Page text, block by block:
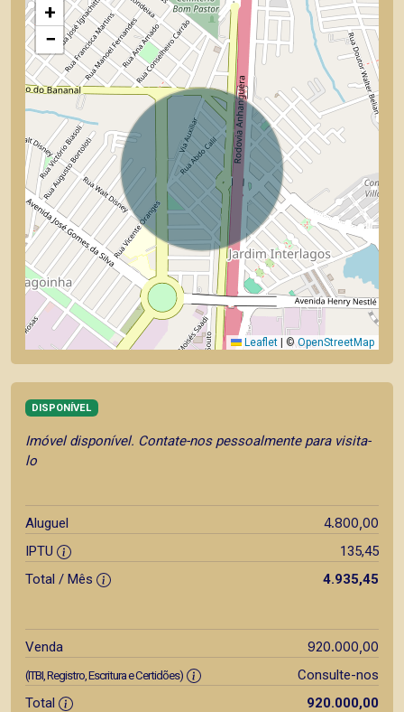
+
−
Leaflet ©OpenStreetMap
DISPONÍVEL
Imóvel disponível. Contate-nos pessoalmente para visita-
lo
Aluguel 4.800,00
IPTU
135,45
Total / Mês
4.935,45
Venda 920.000,00
(ITBI, Registro, Escritura e Certidões)
Consulte-nos
Total
920.000,00